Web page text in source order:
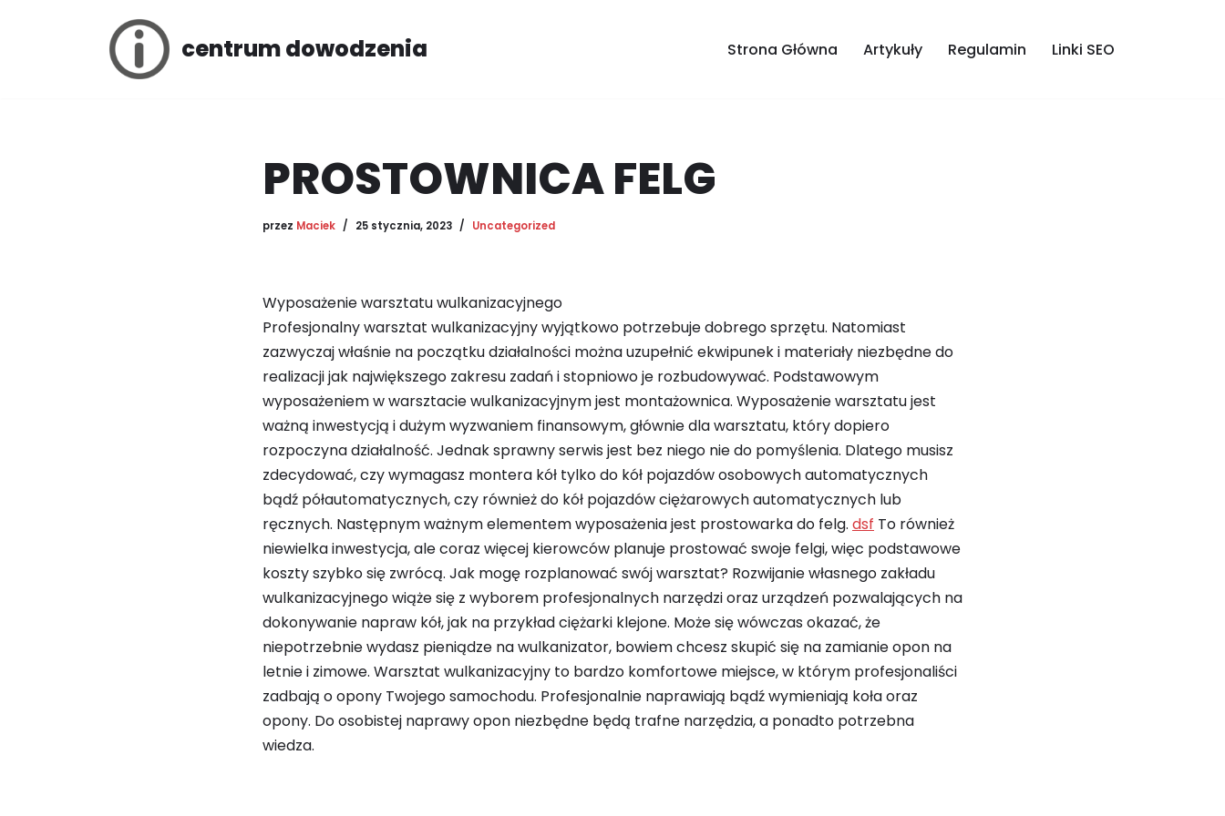
centrum dowodzenia Strona Główna Artykuły Regulamin Linki SEO
PROSTOWNICA FELG
przez Maciek 25 stycznia, 2023 Uncategorized
Wyposażenie warsztatu wulkanizacyjnego
Profesjonalny warsztat wulkanizacyjny wyjątkowo potrzebuje dobrego sprzętu. Natomiast
zazwyczaj właśnie na początku działalności można uzupełnić ekwipunek i materiały niezbędne do
realizacji jak największego zakresu zadań i stopniowo je rozbudowywać. Podstawowym
wyposażeniem w warsztacie wulkanizacyjnym jest montażownica. Wyposażenie warsztatu jest
ważną inwestycją i dużym wyzwaniem finansowym, głównie dla warsztatu, który dopiero
rozpoczyna działalność. Jednak sprawny serwis jest bez niego nie do pomyślenia. Dlatego musisz
zdecydować, czy wymagasz montera kół tylko do kół pojazdów osobowych automatycznych
bądź półautomatycznych, czy również do kół pojazdów ciężarowych automatycznych lub
ręcznych. Następnym ważnym elementem wyposażenia jest prostowarka do felg. dsf To również
niewielka inwestycja, ale coraz więcej kierowców planuje prostować swoje felgi, więc podstawowe
koszty szybko się zwrócą. Jak mogę rozplanować swój warsztat? Rozwijanie własnego zakładu
wulkanizacyjnego wiąże się z wyborem profesjonalnych narzędzi oraz urządzeń pozwalających na
dokonywanie napraw kół, jak na przykład ciężarki klejone. Może się wówczas okazać, że
niepotrzebnie wydasz pieniądze na wulkanizator, bowiem chcesz skupić się na zamianie opon na
letnie i zimowe. Warsztat wulkanizacyjny to bardzo komfortowe miejsce, w którym profesjonaliści
zadbają o opony Twojego samochodu. Profesjonalnie naprawiają bądź wymieniają koła oraz
opony. Do osobistej naprawy opon niezbędne będą trafne narzędzia, a ponadto potrzebna
wiedza.